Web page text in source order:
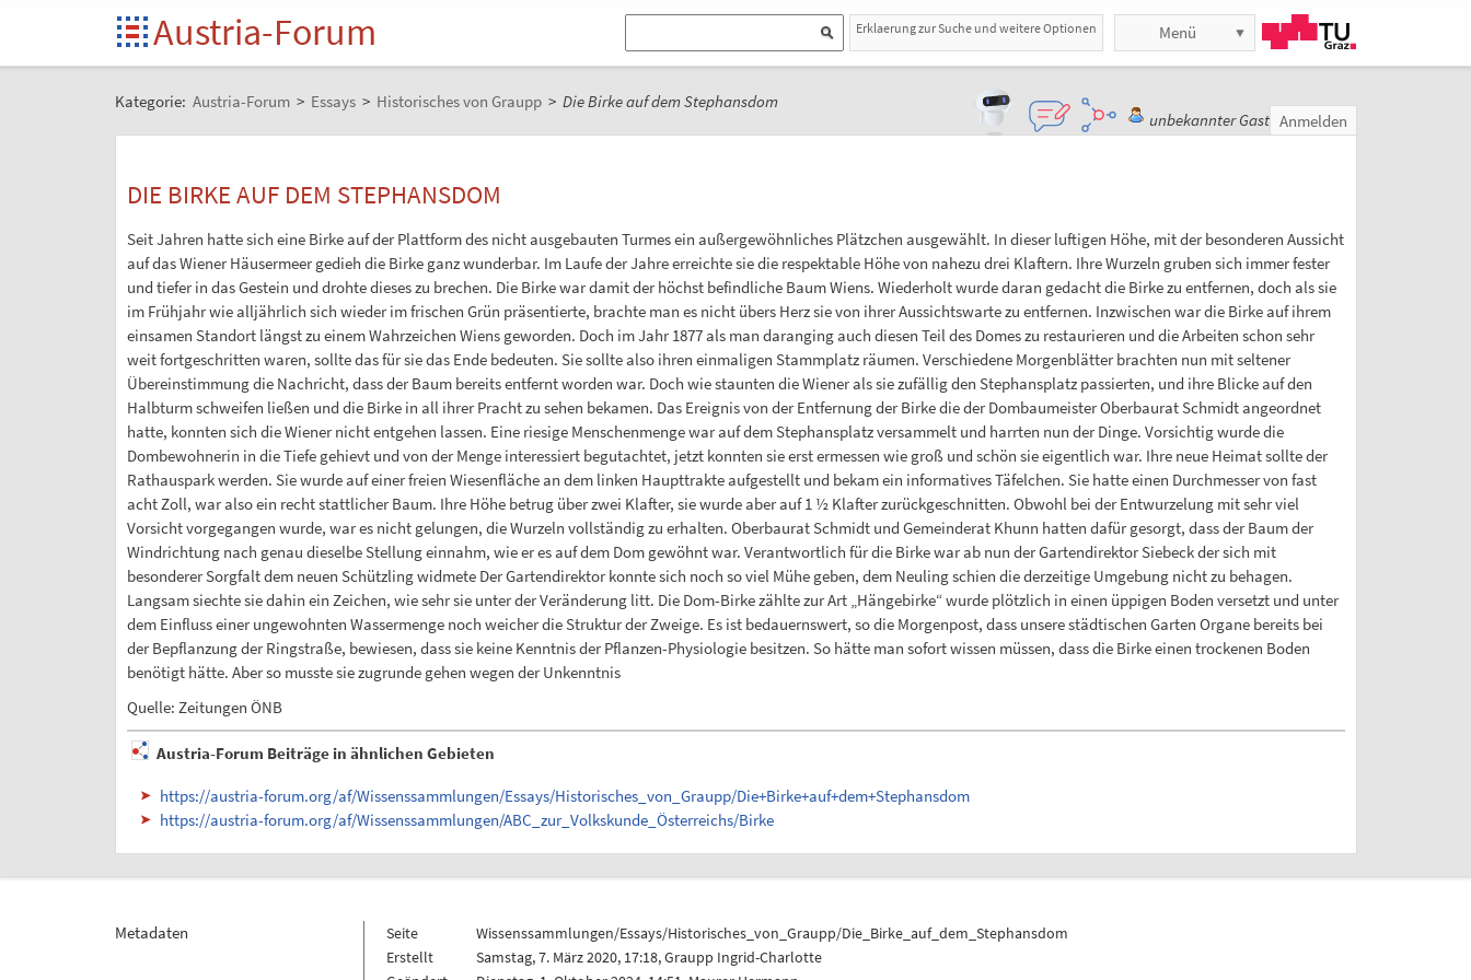
Austria-Forum Erklaerung zur Suche und weitere Optionen Menü
Kategorie: Austria-Forum > Essays > Historisches von Graupp > Die Birke auf dem Stephansdom
unbekannter Gast Anmelden
DIE BIRKE AUF DEM STEPHANSDOM
Seit Jahren hatte sich eine Birke auf der Plattform des nicht ausgebauten Turmes ein außergewöhnliches Plätzchen ausgewählt. In dieser luftigen Höhe, mit der besonderen Aussicht
auf das Wiener Häusermeer gedieh die Birke ganz wunderbar. Im Laufe der Jahre erreichte sie die respektable Höhe von nahezu drei Klaftern. Ihre Wurzeln gruben sich immer fester
und tiefer in das Gestein und drohte dieses zu brechen. Die Birke war damit der höchst befindliche Baum Wiens. Wiederholt wurde daran gedacht die Birke zu entfernen, doch als sie
im Frühjahr wie alljährlich sich wieder im frischen Grün präsentierte, brachte man es nicht übers Herz sie von ihrer Aussichtswarte zu entfernen. Inzwischen war die Birke auf ihrem
einsamen Standort längst zu einem Wahrzeichen Wiens geworden. Doch im Jahr 1877 als man daranging auch diesen Teil des Domes zu restaurieren und die Arbeiten schon sehr
weit fortgeschritten waren, sollte das für sie das Ende bedeuten. Sie sollte also ihren einmaligen Stammplatz räumen. Verschiedene Morgenblätter brachten nun mit seltener
Übereinstimmung die Nachricht, dass der Baum bereits entfernt worden war. Doch wie staunten die Wiener als sie zufällig den Stephansplatz passierten, und ihre Blicke auf den
Halbturm schweifen ließen und die Birke in all ihrer Pracht zu sehen bekamen. Das Ereignis von der Entfernung der Birke die der Dombaumeister Oberbaurat Schmidt angeordnet
hatte, konnten sich die Wiener nicht entgehen lassen. Eine riesige Menschenmenge war auf dem Stephansplatz versammelt und harrten nun der Dinge. Vorsichtig wurde die
Dombewohnerin in die Tiefe gehievt und von der Menge interessiert begutachtet, jetzt konnten sie erst ermessen wie groß und schön sie eigentlich war. Ihre neue Heimat sollte der
Rathauspark werden. Sie wurde auf einer freien Wiesenfläche an dem linken Haupttrakte aufgestellt und bekam ein informatives Täfelchen. Sie hatte einen Durchmesser von fast
acht Zoll, war also ein recht stattlicher Baum. Ihre Höhe betrug über zwei Klafter, sie wurde aber auf 1 ½ Klafter zurückgeschnitten. Obwohl bei der Entwurzelung mit sehr viel
Vorsicht vorgegangen wurde, war es nicht gelungen, die Wurzeln vollständig zu erhalten. Oberbaurat Schmidt und Gemeinderat Khunn hatten dafür gesorgt, dass der Baum der
Windrichtung nach genau dieselbe Stellung einnahm, wie er es auf dem Dom gewöhnt war. Verantwortlich für die Birke war ab nun der Gartendirektor Siebeck der sich mit
besonderer Sorgfalt dem neuen Schützling widmete Der Gartendirektor konnte sich noch so viel Mühe geben, dem Neuling schien die derzeitige Umgebung nicht zu behagen.
Langsam siechte sie dahin ein Zeichen, wie sehr sie unter der Veränderung litt. Die Dom-Birke zählte zur Art „Hängebirke“ wurde plötzlich in einen üppigen Boden versetzt und unter
dem Einfluss einer ungewohnten Wassermenge noch weicher die Struktur der Zweige. Es ist bedauernswert, so die Morgenpost, dass unsere städtischen Garten Organe bereits bei
der Bepflanzung der Ringstraße, bewiesen, dass sie keine Kenntnis der Pflanzen-Physiologie besitzen. So hätte man sofort wissen müssen, dass die Birke einen trockenen Boden
benötigt hätte. Aber so musste sie zugrunde gehen wegen der Unkenntnis
Quelle: Zeitungen ÖNB
Austria-Forum Beiträge in ähnlichen Gebieten
https://austria-forum.org/af/Wissenssammlungen/Essays/Historisches_von_Graupp/Die+Birke+auf+dem+Stephansdom
https://austria-forum.org/af/Wissenssammlungen/ABC_zur_Volkskunde_Österreichs/Birke
Metadaten Seite
Wissenssammlungen/Essays/Historisches_von_Graupp/Die_Birke_auf_dem_Stephansdom
Erstellt
Samstag, 7. März 2020, 17:18,Graupp Ingrid-Charlotte